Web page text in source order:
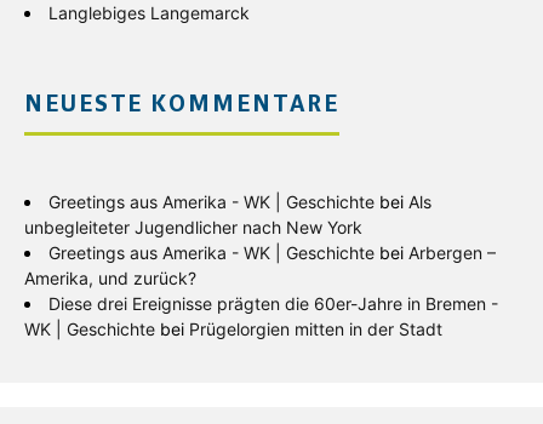
Langlebiges Langemarck
NEUESTE KOMMENTARE
Greetings aus Amerika - WK | Geschichte bei Als
unbegleiteter Jugendlicher nach New York
Greetings aus Amerika - WK | Geschichte bei Arbergen –
Amerika, und zurück?
Diese drei Ereignisse prägten die 60er-Jahre in Bremen -
WK | Geschichte bei Prügelorgien mitten in der Stadt